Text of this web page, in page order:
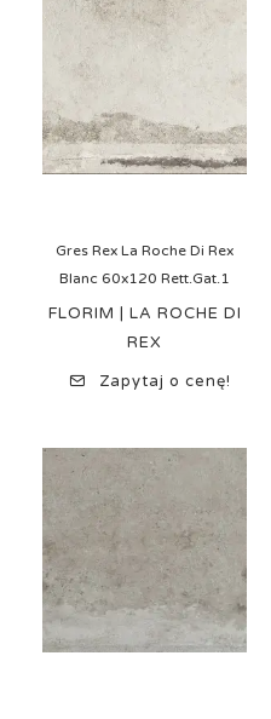
Gres Rex La Roche Di Rex
Blanc 60x120 Rett.Gat.1
FLORIM | LA ROCHE DI
REX
Zapytaj o cenę!